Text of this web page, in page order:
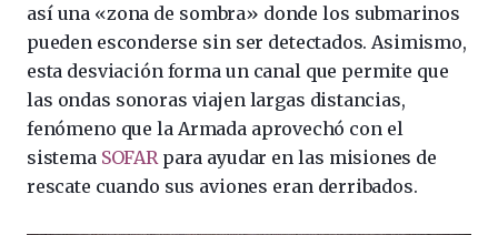
así una «zona de sombra» donde los submarinos
pueden esconderse sin ser detectados. Asimismo,
esta desviación forma un canal que permite que
las ondas sonoras viajen largas distancias,
fenómeno que la Armada aprovechó con el
sistema SOFARpara ayudar en las misiones de
rescate cuando sus aviones eran derribados.